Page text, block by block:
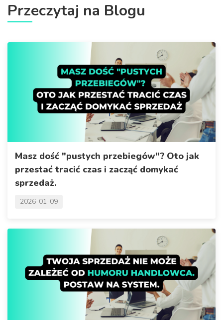
Przeczytaj na Blogu
Masz dość "pustych przebiegów"? Oto jak
przestać tracić czas i zacząć domykać
sprzedaż.
2026-01-09